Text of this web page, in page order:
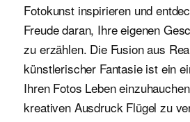
Fotokunst inspirieren und
Freude daran, Ihre eigenen
zu erzählen. Die Fusion aus
künstlerischer Fantasie ist ein
Ihren Fotos Leben
kreativen Ausdruck Flügel zu